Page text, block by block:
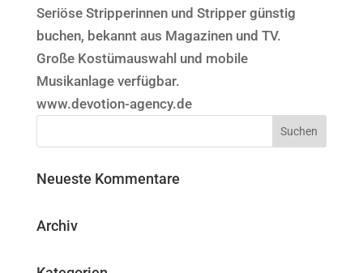
Seriöse Stripperinnen und Stripper günstig
buchen, bekannt aus Magazinen und TV.
Große Kostümauswahl und mobile
Musikanlage verfügbar.
www.devotion-agency.de
Neueste Kommentare
Archiv